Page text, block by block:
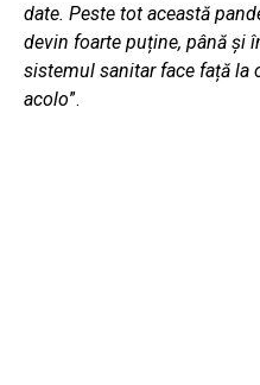
date. Peste tot această
devin foarte puține, până și
sistemul sanitar face față la
acolo”.